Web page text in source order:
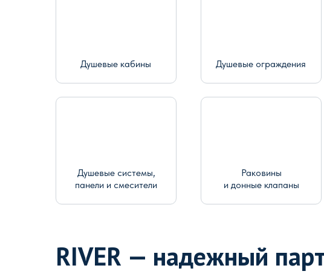
Душевые системы,
панели и смесители
Душевые кабины Душевые ограждения
Раковины
и донные клапаны
RIVER — надежный